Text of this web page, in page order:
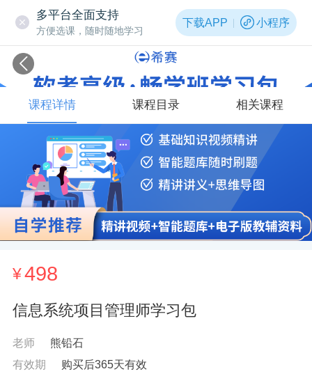
多平台全面支持
方便选课，随时随地学习
下载APP 小程序
¥498
信息系统项目管理师学习包
老师
熊铅石
有效期
购买后365天有效
课程详情 课程目录 相关课程